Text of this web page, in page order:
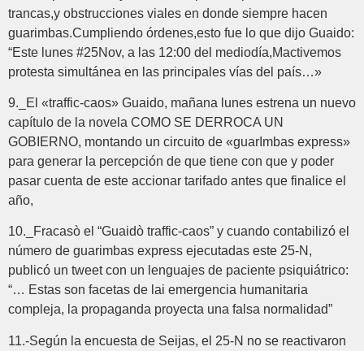
trancas,y obstrucciones viales en donde siempre hacen
guarimbas.Cumpliendo órdenes,esto fue lo que dijo Guaido:
“Este lunes #25Nov, a las 12:00 del mediodía,Mactivemos
protesta simultánea en las principales vías del país…»
9._El «traffic-caos» Guaido, mañana lunes estrena un nuevo
capítulo de la novela COMO SE DERROCA UN
GOBIERNO, montando un circuito de «guarImbas express»
para generar la percepción de que tiene con que y poder
pasar cuenta de este accionar tarifado antes que finalice el
año,
10._Fracasò el “Guaidò traffic-caos” y cuando contabilizó el
número de guarimbas express ejecutadas este 25-N,
publicó un tweet con un lenguajes de paciente psiquiátrico:
“… Estas son facetas de lai emergencia humanitaria
compleja, la propaganda proyecta una falsa normalidad”
11.-Según la encuesta de Seijas, el 25-N no se reactivaron